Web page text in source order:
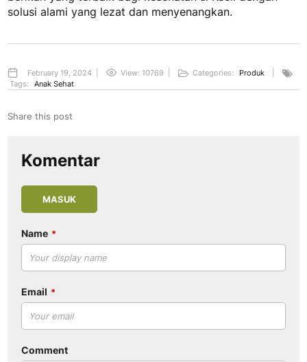
solusi alami yang lezat dan menyenangkan.
February 19, 2024 View: 10769 Categories: Produk
Tags:
Anak Sehat
Share this post
Komentar
MASUK
Name
Email
Comment